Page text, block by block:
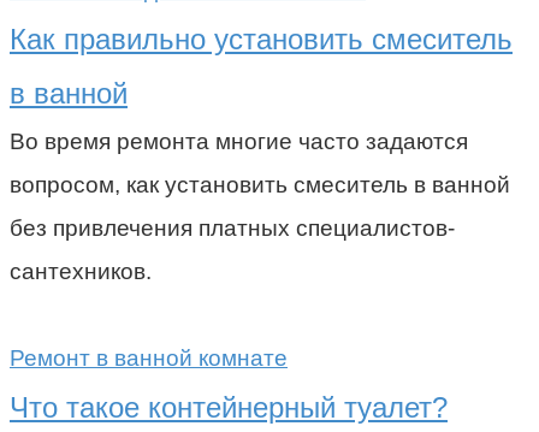
Как правильно установить смеситель
в ванной
Во время ремонта многие часто задаются
вопросом, как установить смеситель в ванной
без привлечения платных специалистов-
сантехников.
Ремонт в ванной комнате
Что такое контейнерный туалет?